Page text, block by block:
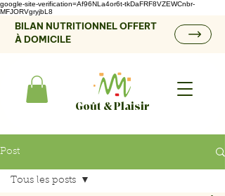
google-site-verification=Af96NLa4or6t-tkDaFRF8VZEWCnbr-
MFJORVgryjbL8
BILAN NUTRITIONNEL OFFERT
À DOMICILE
Goût & Plaisir
Post
Tous les posts